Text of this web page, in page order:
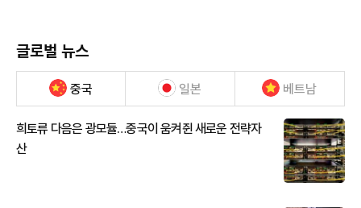
글로벌 뉴스
중국 일본 베트남
희토류 다음은 광모듈…중국이 움켜쥔 새로운 전략자
산